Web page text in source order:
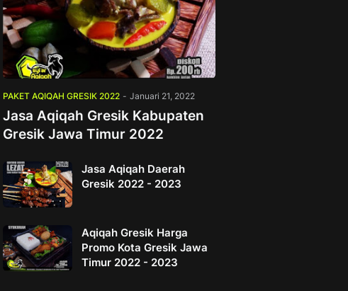
PAKET AQIQAH GRESIK 2022 - Januari 21, 2022
Jasa Aqiqah Gresik Kabupaten
Gresik Jawa Timur 2022
Jasa Aqiqah Daerah
Gresik 2022 - 2023
Aqiqah Gresik Harga
Promo Kota Gresik Jawa
Timur 2022 - 2023